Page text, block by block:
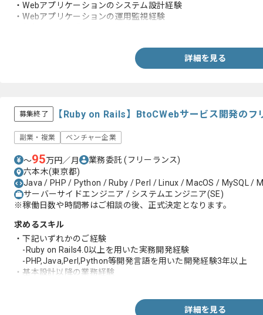
・Webアプリケーションのシステム設計経験
・Webアプリケーションの運用監視経験
詳細を見る
募集終了 【Ruby on Rails】BtoCWebサービス開発のフ
副業・複業 ベンチャー企業
〜95万円／月 業務委託(フリーランス)
六本木(東京都)
Java / PHP / Python / Ruby / Perl / Linux / MacOS / MySQL /
サーバーサイドエンジニア / システムエンジニア(SE)
※稼働日数や時間帯はご相談の後、正式決定となります。
求めるスキル
・下記いずれかのご経験
-Ruby on Rails4.0以上を用いた実務開発経験
-PHP,Java,Perl,Python等開発言語を用いた開発経験3年以上
・基本設計以降の業務経験
詳細を見る